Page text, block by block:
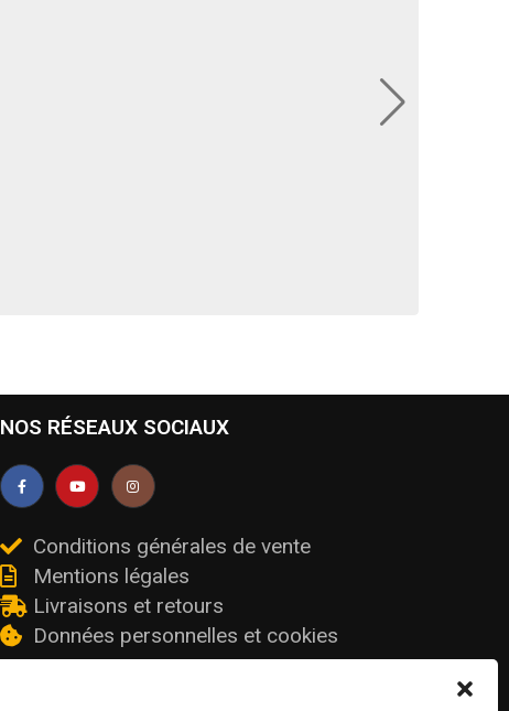
NOS RÉSEAUX SOCIAUX
Conditions générales de vente
Mentions légales
Livraisons et retours
Données personnelles et cookies